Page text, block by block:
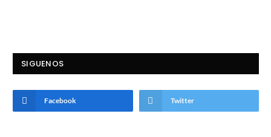
SIGUENOS
Facebook Twitter